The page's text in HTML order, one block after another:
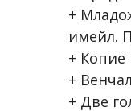
+
имейл.
+ Копие
+
+ Две